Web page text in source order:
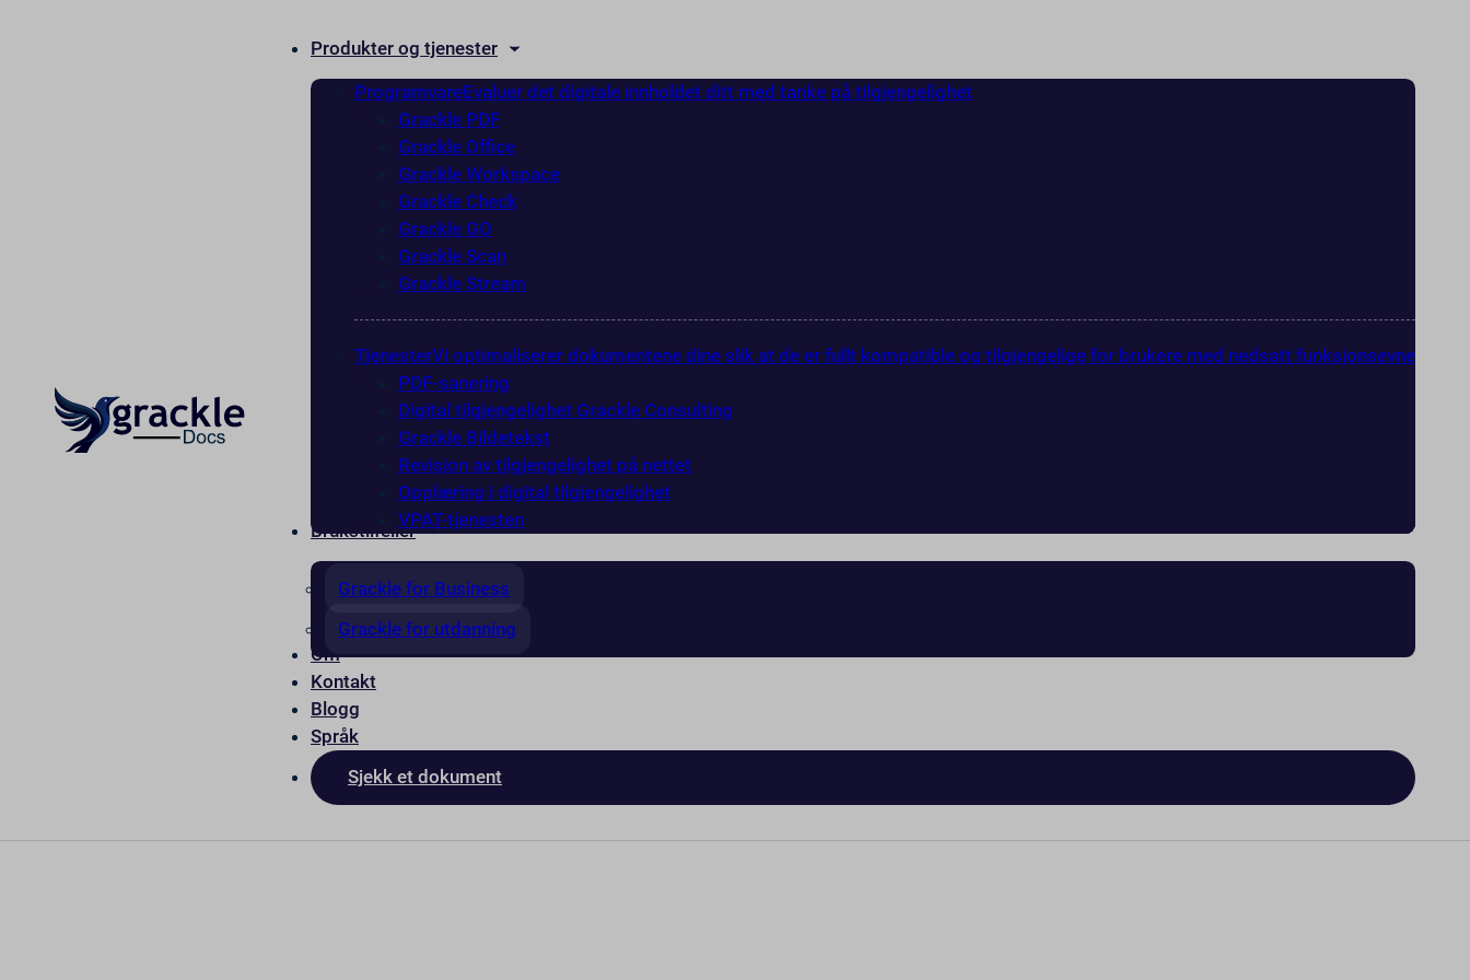
Produkter og tjenester
ProgramvareEvaluer det digitale innholdet ditt med tanke på tilgjengelighet
Grackle PDF
Grackle Office
Grackle Workspace
Grackle Check
Grackle GO
Grackle Scan
Grackle Stream
TjenesterVi optimaliserer dokumentene dine slik at de er fullt kompatible og tilgjengelige for brukere med nedsatt funksjonsevne
PDF-sanering
Digital tilgjengelighet Grackle Consulting
Grackle Bildetekst
Revisjon av tilgjengelighet på nettet
Opplæring i digital tilgjengelighet
VPAT-tjenesten
Brukstilfeller
Grackle for Business
Grackle for utdanning
Om
Kontakt
Blogg
Språk
Sjekk et dokument